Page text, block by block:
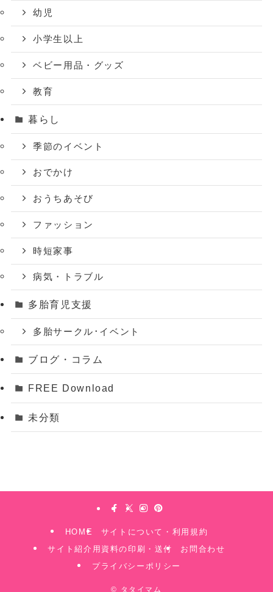
幼児
小学生以上
ベビー用品・グッズ
教育
暮らし
季節のイベント
おでかけ
おうちあそび
ファッション
時短家事
病気・トラブル
多胎育児支援
多胎サークル･イベント
ブログ・コラム
FREE Download
未分類
HOME
サイトについて・利用規約
サイト紹介用資料の印刷・送付
お問合わせ
プライバシーポリシー
© タタイマム